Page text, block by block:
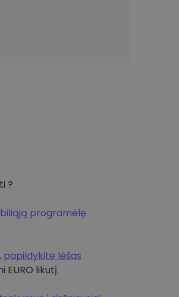
?
programėlę
papildykite lėšas
EURO likutį.